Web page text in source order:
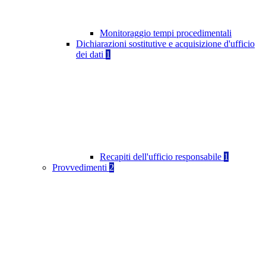
Monitoraggio tempi procedimentali
Dichiarazioni sostitutive e acquisizione d'ufficio
dei dati 1
Recapiti dell'ufficio responsabile 1
Provvedimenti 2